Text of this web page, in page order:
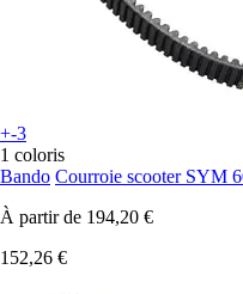
+-3
1 coloris
Bando Courroie scooter SYM
À partir de 194,20 €
152,26 €